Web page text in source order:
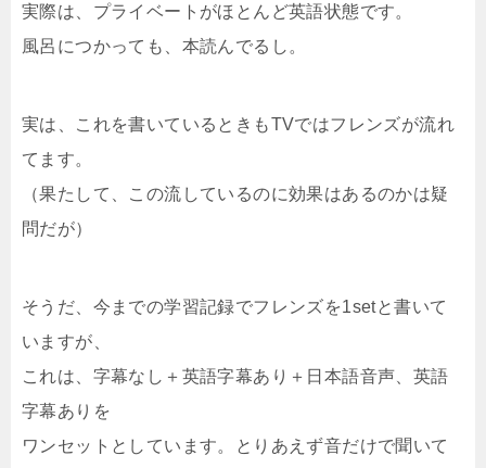
実際は、プライベートがほとんど英語状態です。
風呂につかっても、本読んでるし。
実は、これを書いているときもTVではフレンズが流れ
てます。
（果たして、この流しているのに効果はあるのかは疑
問だが）
そうだ、今までの学習記録でフレンズを1setと書いて
いますが、
これは、字幕なし＋英語字幕あり＋日本語音声、英語
字幕ありを
ワンセットとしています。とりあえず音だけで聞いて